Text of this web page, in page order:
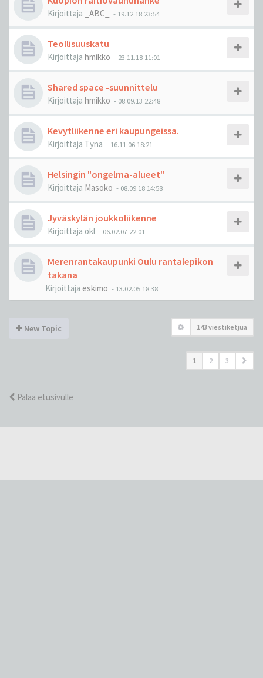
Kirjoittaja _ABC_ - 19.12.18 23:54
Teollisuuskatu
Kirjoittaja hmikko - 23.11.18 11:01
Shared space -suunnittelu
Kirjoittaja hmikko - 08.09.13 22:48
Kevytliikenne eri kaupungeissa.
Kirjoittaja Tyna - 16.11.06 18:21
Helsingin "ongelma-alueet"
Kirjoittaja Masoko - 08.09.18 14:58
Jyväskylän joukkoliikenne
Kirjoittaja okl - 06.02.07 22:01
Merenrantakaupunki Oulu rantalepikon
takana
Kirjoittaja eskimo - 13.02.05 18:38
New Topic 143 viestiketjua
1 2 3
Palaa etusivulle